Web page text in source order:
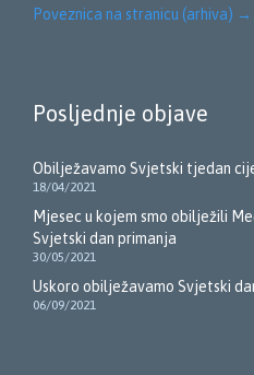
Poveznica na stranicu (arhiva) →
Posljednje objave
Obilježavamo Svjetski tjedan
18/04/2021
Mjesec u kojem smo obilježili
Svjetski dan primanja
30/05/2021
Uskoro obilježavamo Svjetski
06/09/2021